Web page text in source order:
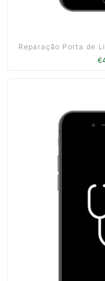
Reparação Porta de
€